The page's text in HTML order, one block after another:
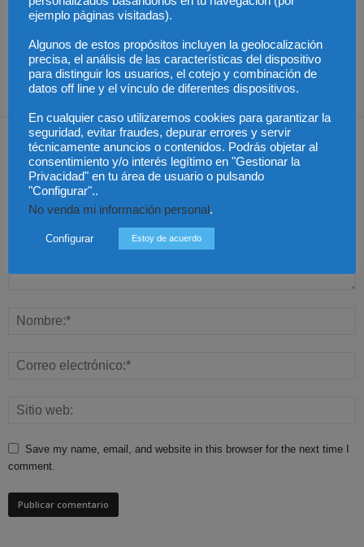
Especialización total:
derecho laboral en
Málaga
alerta del riesgo de que
los cambios en las
plantillas judiciales
funcionamiento de la
Justicia
Groundforce en el
¿pueden los pasajeros
afectados reclamar
compensación?
Dejar una respuesta
Save my name, email, and website in this browser for the next time I
comment.
ejemplo páginas visitadas).
Algunos de estos propósitos incluyen la geolocalización
precisa, el análisis de las características del dispositivo
para distinguir los usuarios, el cotejo y combinación de
datos off line y el vínculo de diferentes dispositivos.
En cualquier caso utilizaremos cookies para garantizar la
seguridad, evitar fraudes, depurar errores y servir
técnicamente anuncios o contenidos. Podrás objetar al
consentimiento y/o interés legítimo en "Gestionar la
Privacidad" en tu área de usuario o pulsando
"Configurar"..
No venda mi información personal.
Configurar Estoy de acuerdo